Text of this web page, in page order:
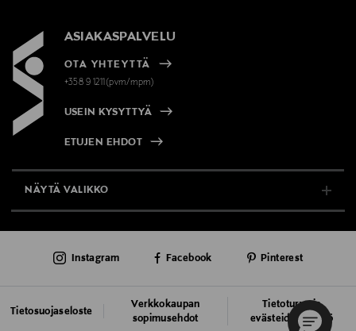
ASIAKASPALVELU
OTA YHTEYTTÄ
+358 9 1211(pvm/mpm)
USEIN KYSYTTYÄ
ETUJEN EHDOT
NÄYTÄ VALIKKO
AJANKOHTAISTA
Tietosuojaseloste
Verkkokaupan
sopimusehdot
Tietoturva ja
evästeiden käyttö
Instagram Facebook Pinterest